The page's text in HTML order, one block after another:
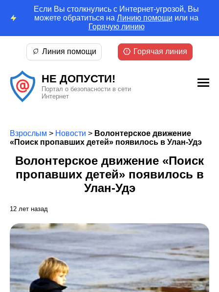
Если Вы столкнулись с Интернет-угрозой, Вы
можете обратиться на Линию помощи или на
Горячую линию
НЕ ДОПУСТИ!
Портал о безопасности в сети
Интернет
Линия помощи Горячая линия
Взрослым > Новости > Волонтерское движение
«Поиск пропавших детей» появилось в Улан-Удэ
Волонтерское движение «Поиск
пропавших детей» появилось в
Улан-Удэ
12 лет назад